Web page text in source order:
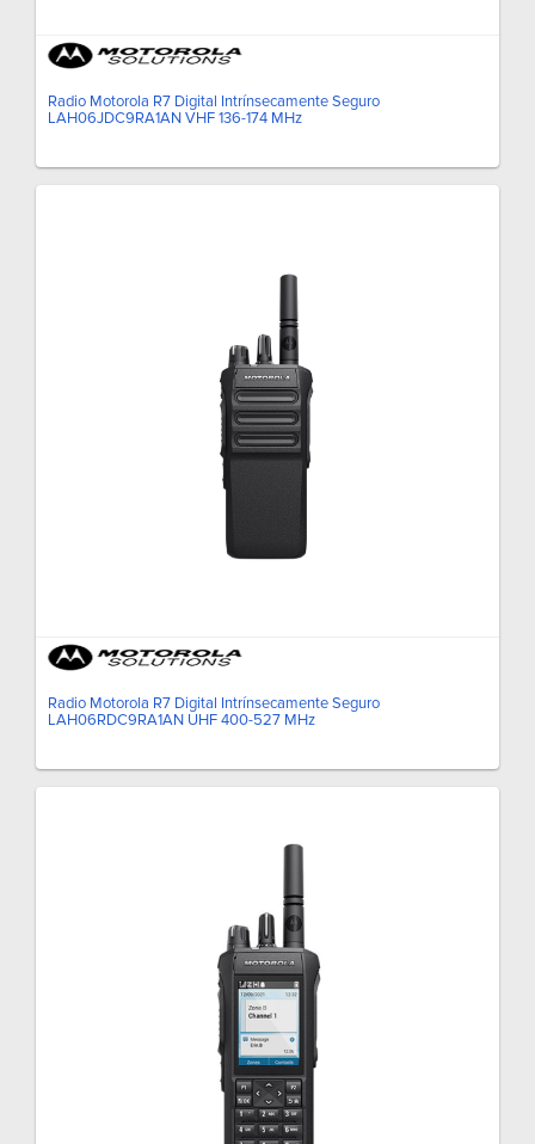
Radio Motorola R7 Digital Intrínsecamente Seguro
LAH06JDC9RA1AN VHF 136-174 MHz
Radio Motorola R7 Digital Intrínsecamente Seguro
LAH06RDC9RA1AN UHF 400-527 MHz